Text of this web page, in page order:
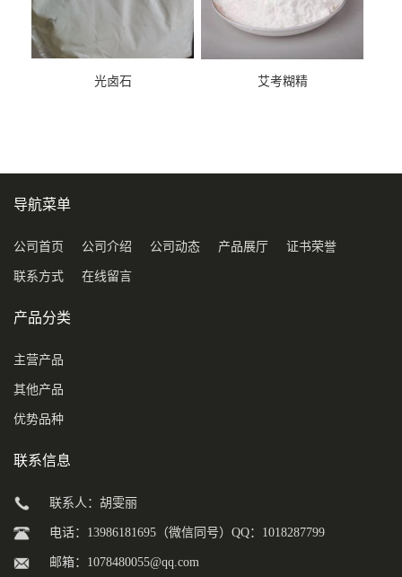
光卤石 艾考糊精
导航菜单
公司首页 公司介绍 公司动态 产品展厅 证书荣誉
联系方式 在线留言
产品分类
主营产品
其他产品
优势品种
联系信息
联系人：胡雯丽
电话：13986181695（微信同号）QQ：1018287799
邮箱： 1078480055@qq.com